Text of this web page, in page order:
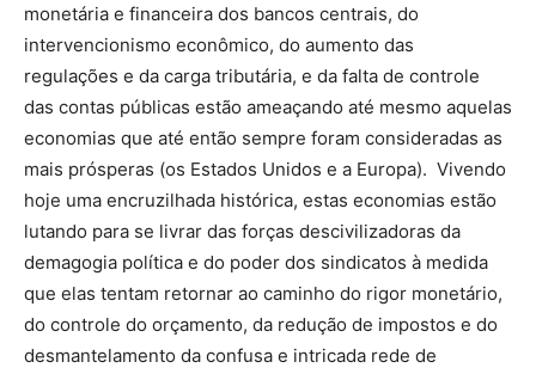
monetária e financeira dos bancos centrais, do
intervencionismo econômico, do aumento das
regulações e da carga tributária, e da falta de controle
das contas públicas estão ameaçando até mesmo aquelas
economias que até então sempre foram consideradas as
mais prósperas (os Estados Unidos e a Europa). Vivendo
hoje uma encruzilhada histórica, estas economias estão
lutando para se livrar das forças descivilizadoras da
demagogia política e do poder dos sindicatos à medida
que elas tentam retornar ao caminho do rigor monetário,
do controle do orçamento, da redução de impostos e do
desmantelamento da confusa e intricada rede de